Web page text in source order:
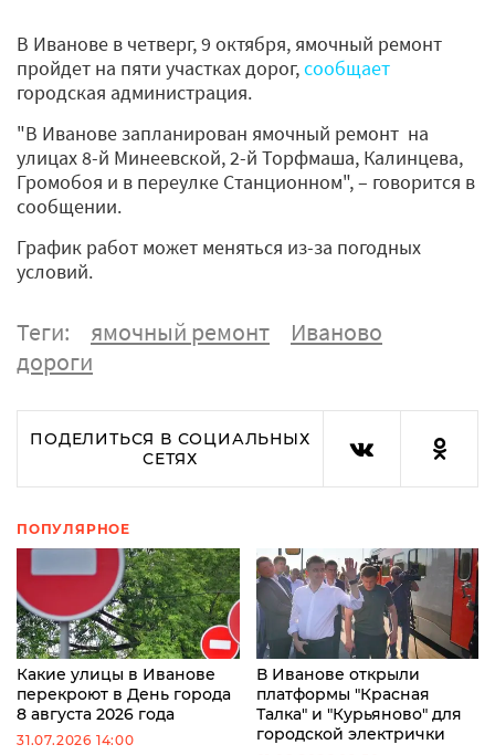
В Иванове в четверг, 9 октября, ямочный ремонт
пройдет на пяти участках дорог,сообщает
городская администрация.
"В Иванове запланирован ямочный ремонт на
улицах 8-й Минеевской, 2-й Торфмаша, Калинцева,
Громобоя и в переулке Станционном", – говорится в
сообщении.
График работ может меняться из-за погодных
условий.
Теги: ямочный ремонт
Иваново
дороги
ПОДЕЛИТЬСЯ В СОЦИАЛЬНЫХ
СЕТЯХ
ПОПУЛЯРНОЕ
Какие улицы в Иванове
перекроют в День города
8 августа 2026 года
31.07.2026 14:00
В Иванове открыли
платформы "Красная
Талка" и "Курьяново" для
городской электрички